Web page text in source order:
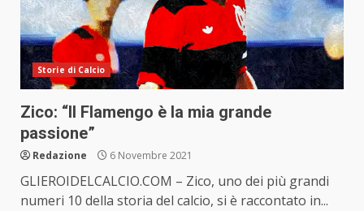
Storie di Calcio
Zico: “Il Flamengo è la mia grande
passione”
Redazione 6 Novembre 2021
GLIEROIDELCALCIO.COM – Zico, uno dei più grandi
numeri 10 della storia del calcio, si è raccontato in...